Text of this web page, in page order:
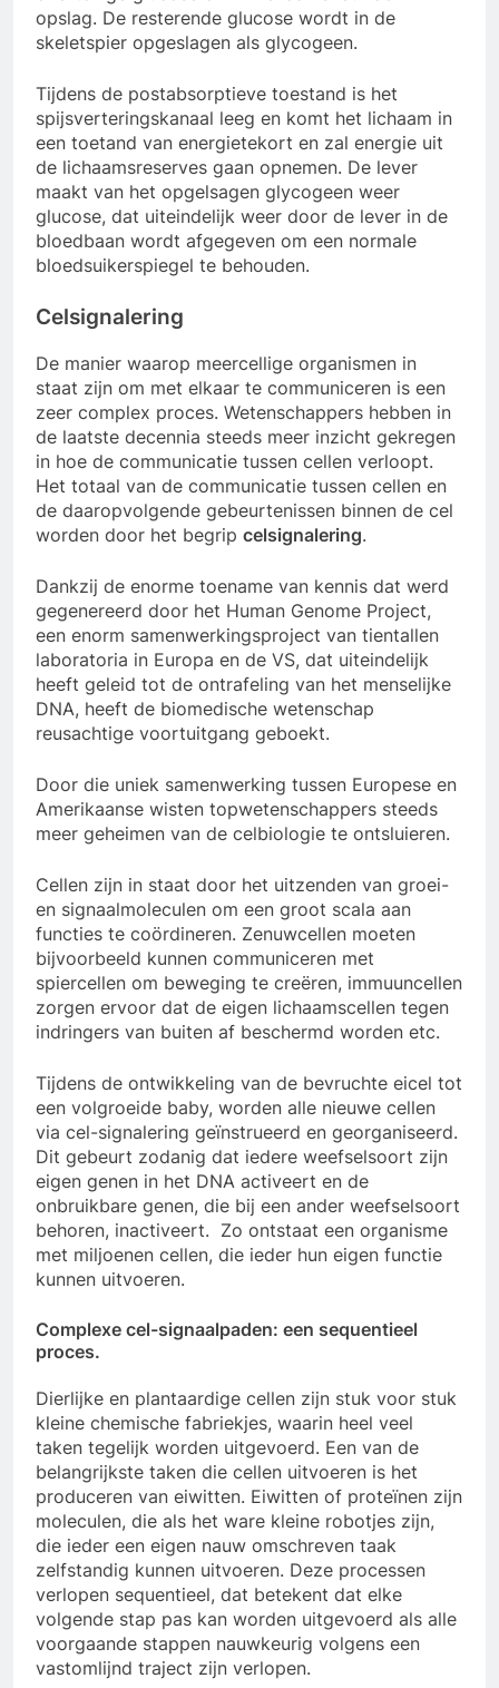
opslag. De resterende glucose wordt in de
skeletspier opgeslagen als glycogeen.
Tijdens de postabsorptieve toestand is het
spijsverteringskanaal leeg en komt het lichaam in
een toetand van energietekort en zal energie uit
de lichaamsreserves gaan opnemen. De lever
maakt van het opgelsagen glycogeen weer
glucose, dat uiteindelijk weer door de lever in de
bloedbaan wordt afgegeven om een normale
bloedsuikerspiegel te behouden.
Celsignalering
De manier waarop meercellige organismen in
staat zijn om met elkaar te communiceren is een
zeer complex proces. Wetenschappers hebben in
de laatste decennia steeds meer inzicht gekregen
in hoe de communicatie tussen cellen verloopt.
Het totaal van de communicatie tussen cellen en
de daaropvolgende gebeurtenissen binnen de cel
worden door het begrip celsignalering.
Dankzij de enorme toename van kennis dat werd
gegenereerd door het Human Genome Project,
een enorm samenwerkingsproject van tientallen
laboratoria in Europa en de VS, dat uiteindelijk
heeft geleid tot de ontrafeling van het menselijke
DNA, heeft de biomedische wetenschap
reusachtige voortuitgang geboekt.
Door die uniek samenwerking tussen Europese en
Amerikaanse wisten topwetenschappers steeds
meer geheimen van de celbiologie te ontsluieren.
Cellen zijn in staat door het uitzenden van groei-
en signaalmoleculen om een groot scala aan
functies te coördineren. Zenuwcellen moeten
bijvoorbeeld kunnen communiceren met
spiercellen om beweging te creëren, immuuncellen
zorgen ervoor dat de eigen lichaamscellen tegen
indringers van buiten af beschermd worden etc.
Tijdens de ontwikkeling van de bevruchte eicel tot
een volgroeide baby, worden alle nieuwe cellen
via cel-signalering geïnstrueerd en georganiseerd.
Dit gebeurt zodanig dat iedere weefselsoort zijn
eigen genen in het DNA activeert en de
onbruikbare genen, die bij een ander weefselsoort
behoren, inactiveert. Zo ontstaat een organisme
met miljoenen cellen, die ieder hun eigen functie
kunnen uitvoeren.
Complexe cel-signaalpaden: een sequentieel
proces.
Dierlijke en plantaardige cellen zijn stuk voor stuk
kleine chemische fabriekjes, waarin heel veel
taken tegelijk worden uitgevoerd. Een van de
belangrijkste taken die cellen uitvoeren is het
produceren van eiwitten. Eiwitten of proteïnen zijn
moleculen, die als het ware kleine robotjes zijn,
die ieder een eigen nauw omschreven taak
zelfstandig kunnen uitvoeren. Deze processen
verlopen sequentieel, dat betekent dat elke
volgende stap pas kan worden uitgevoerd als alle
voorgaande stappen nauwkeurig volgens een
vastomlijnd traject zijn verlopen.